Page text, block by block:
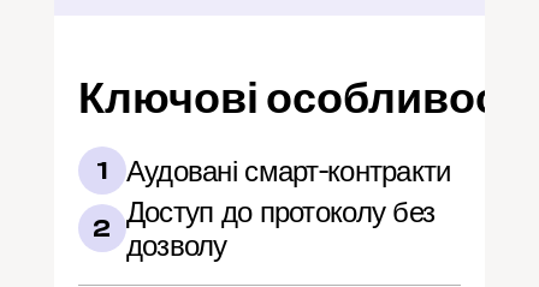
Ключові особливості
1 Аудовані смарт-контракти
2 Доступ до протоколу без
дозволу